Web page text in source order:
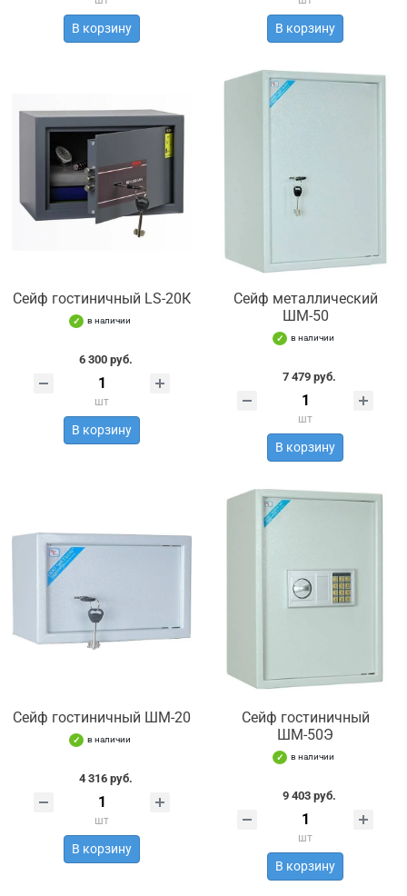
В корзину В корзину
Сейф гостиничный LS-20К
в наличии
6 300 руб.
шт
В корзину
Сейф металлический
ШМ-50
в наличии
7 479 руб.
шт
В корзину
Сейф гостиничный ШМ-20
в наличии
4 316 руб.
шт
В корзину
Сейф гостиничный
ШМ-50Э
в наличии
9 403 руб.
шт
В корзину